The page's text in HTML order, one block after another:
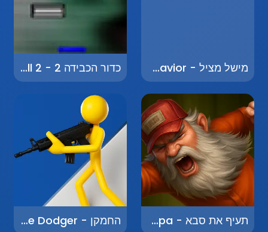
מישל מציל - Michel the Savior כדור הכבידה 2 - Gravity Ball 2
תעיף את סבא - Toss Grandpa החמקן - The Dodger